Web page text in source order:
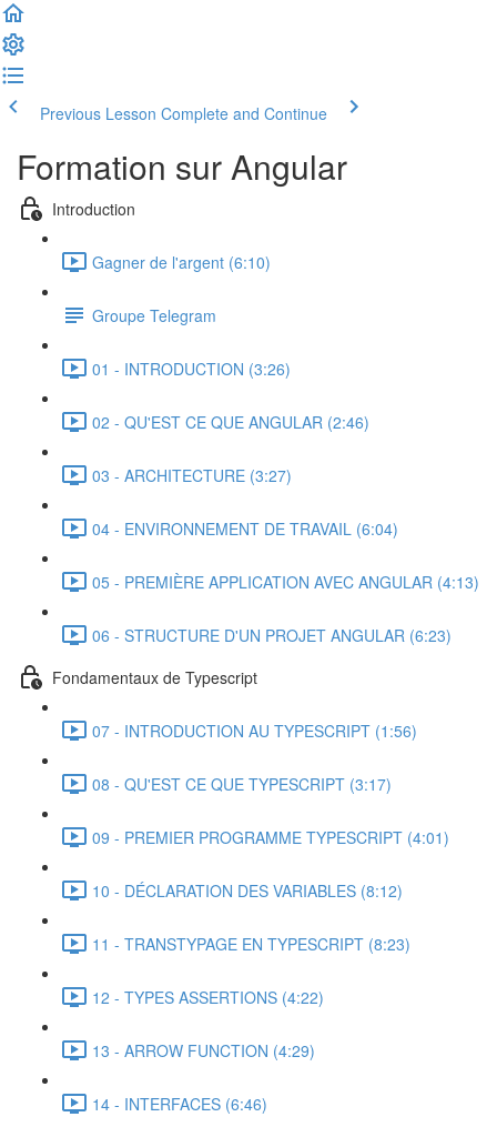
Previous Lesson Complete and Continue
Formation sur Angular
Introduction
Gagner de l'argent (6:10)
Groupe Telegram
01 - INTRODUCTION (3:26)
02 - QU'EST CE QUE ANGULAR (2:46)
03 - ARCHITECTURE (3:27)
04 - ENVIRONNEMENT DE TRAVAIL (6:04)
05 - PREMIÈRE APPLICATION AVEC ANGULAR (4:13)
06 - STRUCTURE D'UN PROJET ANGULAR (6:23)
Fondamentaux de Typescript
07 - INTRODUCTION AU TYPESCRIPT (1:56)
08 - QU'EST CE QUE TYPESCRIPT (3:17)
09 - PREMIER PROGRAMME TYPESCRIPT (4:01)
10 - DÉCLARATION DES VARIABLES (8:12)
11 - TRANSTYPAGE EN TYPESCRIPT (8:23)
12 - TYPES ASSERTIONS (4:22)
13 - ARROW FUNCTION (4:29)
14 - INTERFACES (6:46)